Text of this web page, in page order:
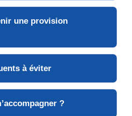
une provision
à éviter
accompagner ?